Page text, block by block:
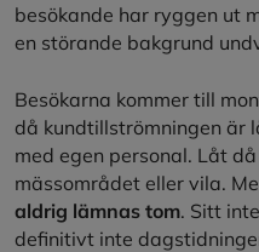
besökande har ryggen ut
en störande bakgrund
Besökarna kommer till
då kundtillströmningen är
med egen personal. Låt
mässområdet eller vila.
aldrig lämnas tom. Sitt
definitivt inte